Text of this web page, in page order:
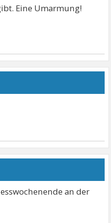
Eine Umarmung!
an der